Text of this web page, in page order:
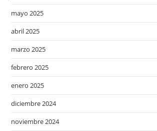
mayo 2025
abril 2025
marzo 2025
febrero 2025
enero 2025
diciembre 2024
noviembre 2024